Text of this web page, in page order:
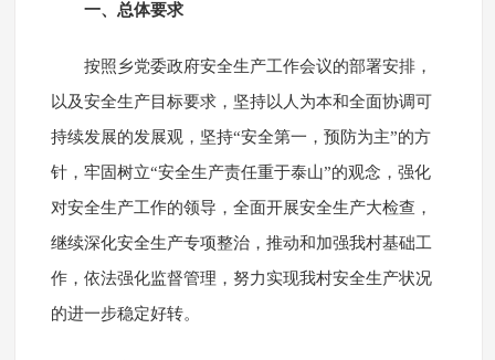
一、总体要求
按照乡党委政府安全生产工作会议的部署安排，
以及安全生产目标要求，坚持以人为本和全面协调可
持续发展的发展观，坚持“安全第一，预防为主”的方
针，牢固树立“安全生产责任重于泰山”的观念，强化
对安全生产工作的领导，全面开展安全生产大检查，
继续深化安全生产专项整治，推动和加强我村基础工
作，依法强化监督管理，努力实现我村安全生产状况
的进一步稳定好转。